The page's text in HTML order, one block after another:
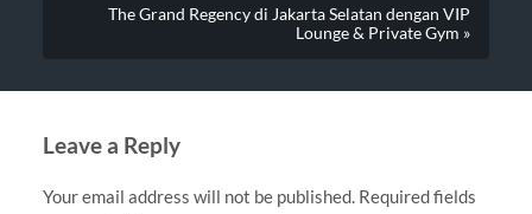
The Grand Regency di Jakarta Selatan dengan VIP
Lounge & Private Gym »
Leave a Reply
Your email address will not be published. Required fields